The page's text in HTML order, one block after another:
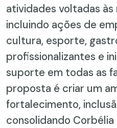
atividades voltadas
incluindo ações de
cultura, esporte,
profissionalizantes e
suporte em todas as
proposta é criar um
fortalecimento,
consolidando